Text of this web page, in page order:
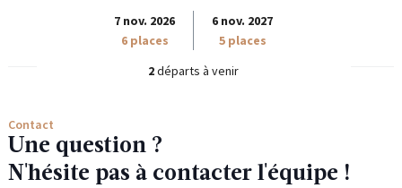
7 nov. 2026
6 places
6 nov. 2027
5 places
2départs à venir
Contact
Une question ?
N'hésite pas à contacter l'équipe !